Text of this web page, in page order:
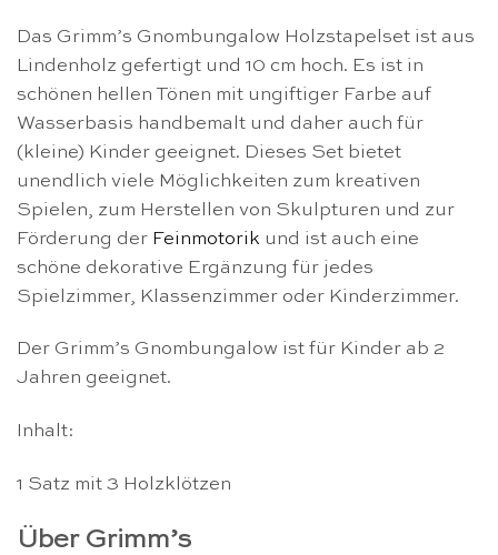
Das Grimm’s Gnombungalow Holzstapelset ist aus
Lindenholz gefertigt und 10 cm hoch. Es ist in
schönen hellen Tönen mit ungiftiger Farbe auf
Wasserbasis handbemalt und daher auch für
(kleine) Kinder geeignet. Dieses Set bietet
unendlich viele Möglichkeiten zum kreativen
Spielen, zum Herstellen von Skulpturen und zur
Förderung der Feinmotorik und ist auch eine
schöne dekorative Ergänzung für jedes
Spielzimmer, Klassenzimmer oder Kinderzimmer.
Der Grimm’s Gnombungalow ist für Kinder ab 2
Jahren geeignet.
Inhalt:
1 Satz mit 3 Holzklötzen
Über Grimm’s